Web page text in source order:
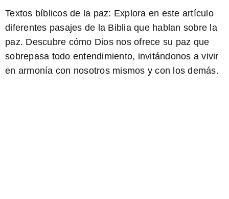
Textos bíblicos de la paz: Explora en este artículo
diferentes pasajes de la Biblia que hablan sobre la
paz. Descubre cómo Dios nos ofrece su paz que
sobrepasa todo entendimiento, invitándonos a vivir
en armonía con nosotros mismos y con los demás.